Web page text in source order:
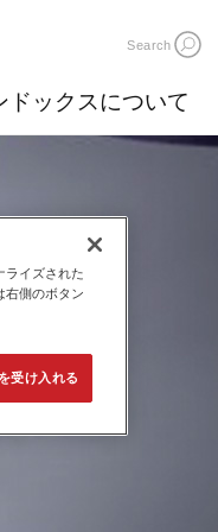
Search
ドックスについて
ライズされた
右側のボタン
受け入れる